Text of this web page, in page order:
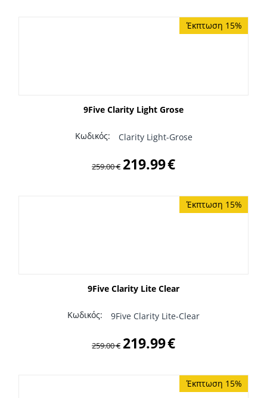
Έκπτωση 15%
9Five Clarity Light Grose
Κωδικός: Clarity Light-Grose
259.00€ 219.99€
Έκπτωση 15%
9Five Clarity Lite Clear
Κωδικός: 9Five Clarity Lite-Clear
259.00€ 219.99€
Έκπτωση 15%